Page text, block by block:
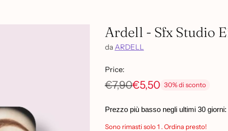
Ardell - Sfx Studio
da ARDELL
Price:
Prezzo
di
listino
€7,90€5,50 30% di sconto
Prezzo più basso negli ultimi 30 giorni:
Sono rimasti solo 1 . Ordina presto!